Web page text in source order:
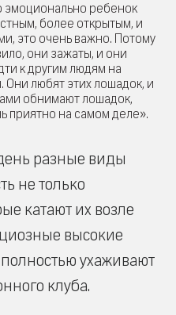
эмоционально ребенок
более открытым, и
это очень важно. Потому
они зажаты, и они
к другим людям на
Они любят этих лошадок, и
обнимают лошадок,
приятно на самом деле».
разные виды
не только
катают их возле
высокие
ухаживают
клуба.